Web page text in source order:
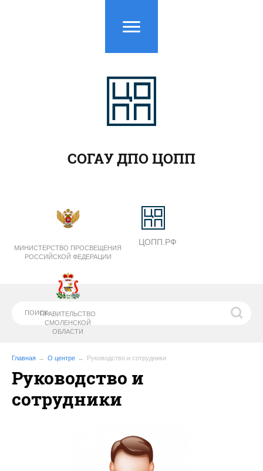
МИНИСТЕРСТВО ПРОСВЕЩЕНИЯ
РОССИЙСКОЙ ФЕДЕРАЦИИ
ПРАВИТЕЛЬСТВО
СМОЛЕНСКОЙ
ОБЛАСТИ
МИНИСТЕРСТВО
ОБРАЗОВАНИЯ И
НАУКИ СМОЛЕНСКОЙ ОБЛАСТИ
ЦОПП.РФ
СОГАУ ДПО ЦОПП
Главная О центре Руководство и сотрудники
Руководство и
сотрудники